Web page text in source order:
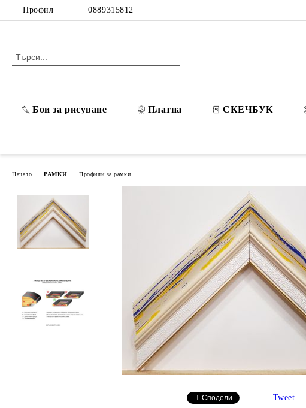
Профил 0889315812
Бои за рисуване Платна СКЕЧБУК
Начало РАМКИ Профили за рамки
Сподели Tweet